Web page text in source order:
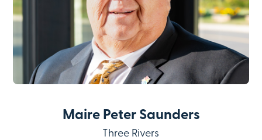
Maire Peter Saunders
Three Rivers